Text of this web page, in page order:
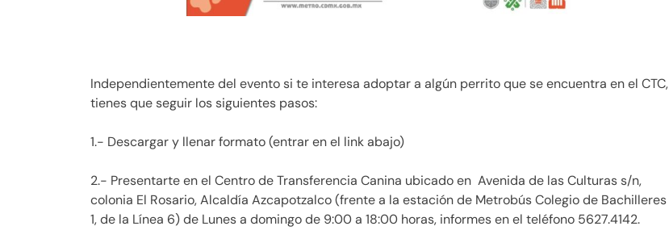
Independientemente del evento si te interesa adoptar a algún perrito que se encuentra en el CTC,
tienes que seguir los siguientes pasos:
1.- Descargar y llenar formato (entrar en el link abajo)
2.- Presentarte en el Centro de Transferencia Canina ubicado en Avenida de las Culturas s/n,
colonia El Rosario, Alcaldía Azcapotzalco (frente a la estación de Metrobús Colegio de Bachilleres
1, de la Línea 6) de Lunes a domingo de 9:00 a 18:00 horas, informes en el teléfono 5627.4142.